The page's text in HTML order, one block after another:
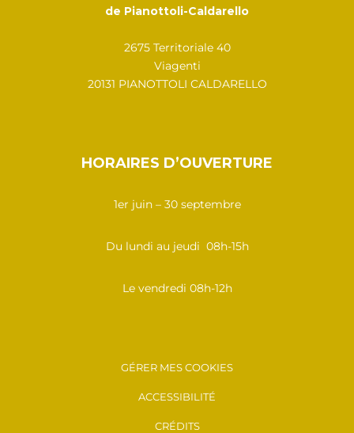
de Pianottoli-Caldarello
2675 Territoriale 40
Viagenti
20131 PIANOTTOLI CALDARELLO
HORAIRES D’OUVERTURE
1er juin – 30 septembre
Du lundi au jeudi 08h-15h
Le vendredi 08h-12h
GÉRER MES COOKIES
ACCESSIBILITÉ
CRÉDITS